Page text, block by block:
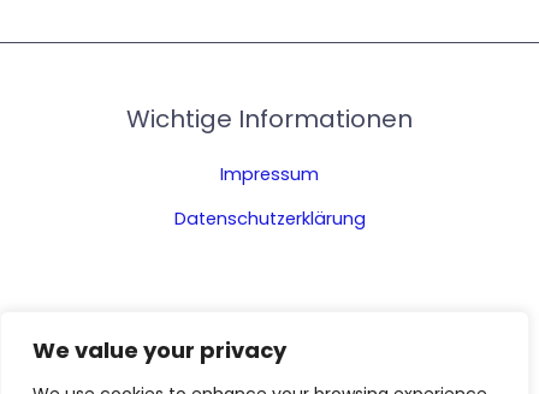
We value your privacy
Wichtige Informationen
Impressum
Datenschutzerklärung